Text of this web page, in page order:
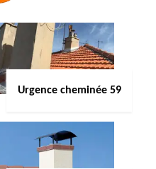
Urgence cheminée 59